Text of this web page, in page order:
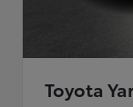
Toyota